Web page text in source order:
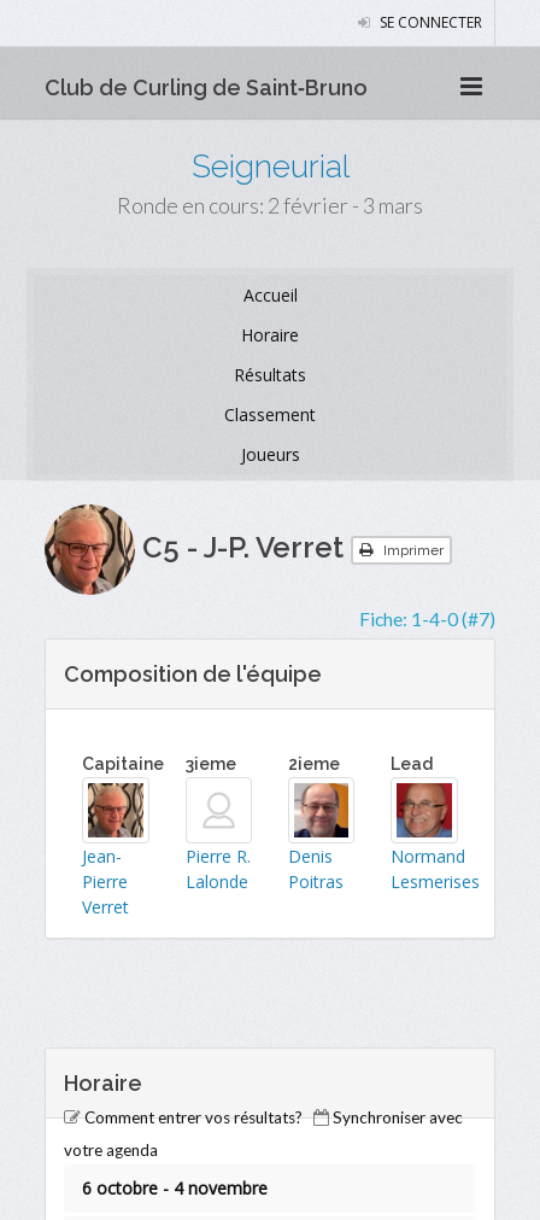
SE CONNECTER
Club de Curling de Saint‑Bruno
Seigneurial
Ronde en cours: 2 février - 3 mars
Accueil
Horaire
Résultats
Classement
Joueurs
C5 - J-P. Verret Imprimer
Fiche: 1-4-0 (#7)
Composition de l'équipe
Capitaine
Jean-
Pierre
Verret
3ieme
Pierre R.
Lalonde
2ieme
Denis
Poitras
Lead
Normand
Lesmerises
Horaire
Comment entrer vos résultats?
Synchroniser avec
votre agenda
6 octobre - 4 novembre